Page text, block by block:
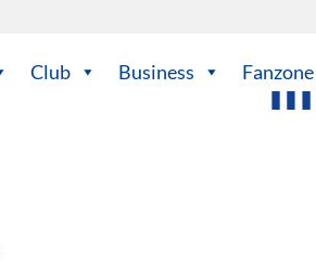
Club Business Fanzone